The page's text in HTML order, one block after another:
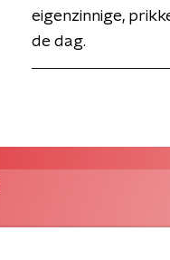
eigenzinnige,
de dag.